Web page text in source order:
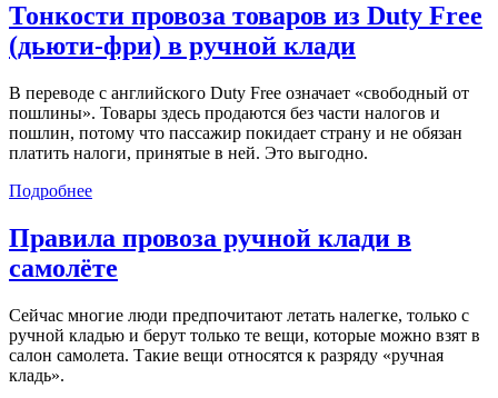
Тонкости провоза товаров из Duty Free
(дьюти-фри) в ручной клади
В переводе с английского Duty Free означает «свободный от
пошлины». Товары здесь продаются без части налогов и
пошлин, потому что пассажир покидает страну и не обязан
платить налоги, принятые в ней. Это выгодно.
Подробнее
Правила провоза ручной клади в
самолёте
Сейчас многие люди предпочитают летать налегке, только с
ручной кладью и берут только те вещи, которые можно взят в
салон самолета. Такие вещи относятся к разряду «ручная
кладь».